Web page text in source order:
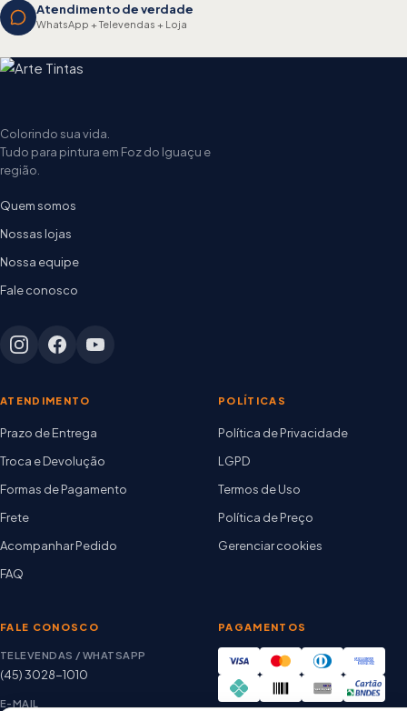
Atendimento de verdade
WhatsApp + Televendas + Loja
Colorindo sua vida.
Tudo para pintura em Foz do Iguaçu e
região.
Quem somos
Nossas lojas
Nossa equipe
Fale conosco
ATENDIMENTO
Prazo de Entrega
Troca e Devolução
Formas de Pagamento
Frete
Acompanhar Pedido
FAQ
POLÍTICAS
Política de Privacidade
LGPD
Termos de Uso
Política de Preço
Gerenciar cookies
FALE CONOSCO
TELEVENDAS / WHATSAPP
(45) 3028-1010
E-MAIL
PAGAMENTOS